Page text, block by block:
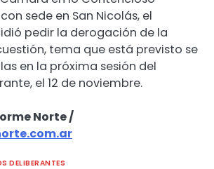
sede en San Nicolás, el
pedir la derogación de la
tema que está previsto se
en la próxima sesión del
el 12 de noviembre.
Norte /
DELIBERANTES